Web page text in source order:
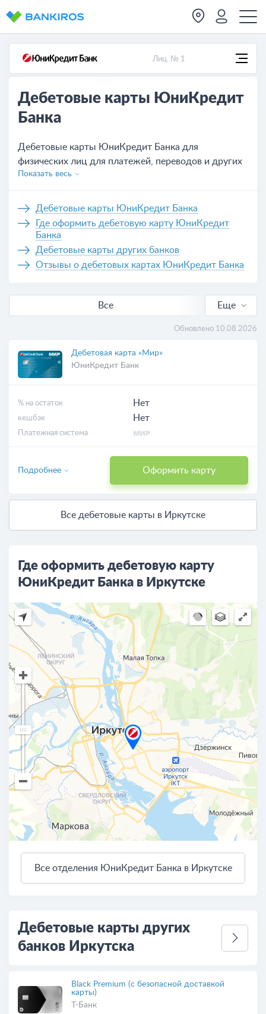
Лиц. № 1
Дебетовые карты ЮниКредит
Банка
Дебетовые карты ЮниКредит Банка для
физических лиц для платежей, переводов и других
нужд. Актуальные условия обслуживания всех карт,
банковской карты ЮниКредит Банка не выходя из
дома, нужно только оставить заявку на сайте или
же обратиться в отделение банка.
Показать весь
Дебетовые карты ЮниКредит Банка
Где оформить дебетовую карту ЮниКредит
Банка
Дебетовые карты других банков
Отзывы о дебетовых картах ЮниКредит Банка
Все
Еще
Обновлено 10.08.2026
Дебетовая карта «Мир»
ЮниКредит Банк
% на остаток Нет
кешбэк Нет
Платежная система
Оформить карту
Подробнее
Все дебетовые карты в Иркутске
Где оформить дебетовую карту
ЮниКредит Банка в Иркутске
4 км
Все отделения ЮниКредит Банка в Иркутске
Дебетовые карты других
банков Иркутска
Black Premium (с безопасной доставкой
карты)
Т-Банк